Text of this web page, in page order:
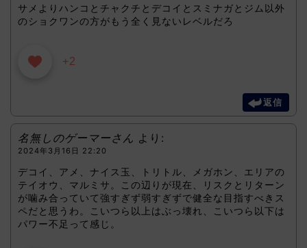
サメよりハンコとチャクチとデコイとスミナガとジム以外
のショクワンの方がもう全く見ないレベルだろ
+2
返信
名無しのゲーマーさん より:
2024年3月16日 22:20
デコイ、アメ、ナイス玉、トリトル、メガホン、エリアの
テイオウ、マルミサ。この辺りが現在、リスクとリターン
が噛み合っていて強すぎず弱すぎずで健全な目指すべきス
ペだと思うわ。こいつら以上はぶっ壊れ、こいつら以下は
パワー不足って感じ。